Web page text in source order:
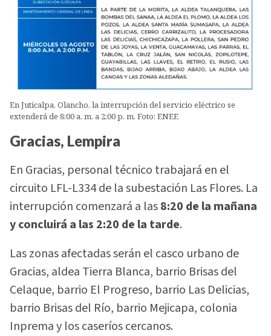
En Juticalpa, Olancho, la interrupción del servicio eléctrico se
extenderá de 8:00 a. m. a 2:00 p. m. Foto: ENEE
Gracias, Lempira
En Gracias, personal técnico trabajará en el
circuito LFL-L334 de la subestación Las Flores. La
interrupción comenzará a las8:20 de la mañana
y concluirá a las 2:20 de la tarde.
Las zonas afectadas serán el casco urbano de
Gracias, aldea Tierra Blanca, barrio Brisas del
Celaque, barrio El Progreso, barrio Las Delicias,
barrio Brisas del Río, barrio Mejicapa, colonia
Inprema y los caseríos cercanos.